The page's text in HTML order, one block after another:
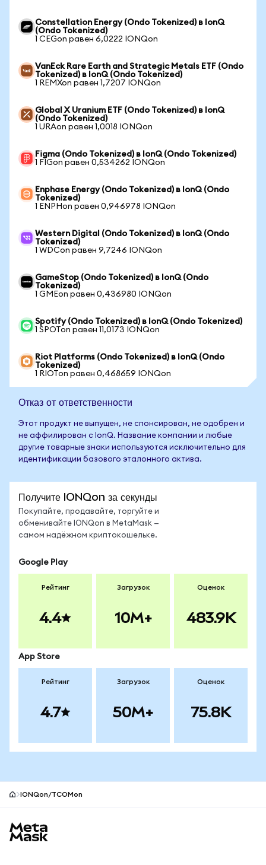
Constellation Energy (Ondo Tokenized) в IonQ
(Ondo Tokenized)
1 CEGon равен 6,0222 IONQon
VanEck Rare Earth and Strategic Metals ETF (Ondo
Tokenized) в IonQ (Ondo Tokenized)
1 REMXon равен 1,7207 IONQon
Global X Uranium ETF (Ondo Tokenized) в IonQ
(Ondo Tokenized)
1 URAon равен 1,0018 IONQon
Figma (Ondo Tokenized) в IonQ (Ondo Tokenized)
1 FIGon равен 0,534262 IONQon
Enphase Energy (Ondo Tokenized) в IonQ (Ondo
Tokenized)
1 ENPHon равен 0,946978 IONQon
Western Digital (Ondo Tokenized) в IonQ (Ondo
Tokenized)
1 WDCon равен 9,7246 IONQon
GameStop (Ondo Tokenized) в IonQ (Ondo
Tokenized)
1 GMEon равен 0,436980 IONQon
Spotify (Ondo Tokenized) в IonQ (Ondo Tokenized)
1 SPOTon равен 11,0173 IONQon
Riot Platforms (Ondo Tokenized) в IonQ (Ondo
Tokenized)
1 RIOTon равен 0,468659 IONQon
Отказ от ответственности
Этот продукт не выпущен, не спонсирован, не одобрен и
не аффилирован с IonQ. Название компании и любые
другие товарные знаки используются исключительно для
идентификации базового эталонного актива.
Получите IONQon за секунды
Покупайте, продавайте, торгуйте и
обменивайте IONQon в MetaMask —
самом надёжном криптокошельке.
Google Play
Рейтинг
4.4
Загрузок
10M+
Оценок
483.9K
App Store
Рейтинг
4.7
Загрузок
50M+
Оценок
75.8K
IONQon/TCOMon